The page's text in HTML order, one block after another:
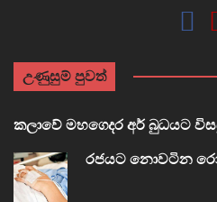
උණුසුම් පුවත්
කලාවේ මහගෙදර අර් බුධයට
රජයට නොවටින